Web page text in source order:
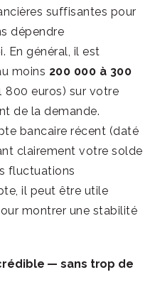
suffisantes pour
dépendre
En général, il est
moins 200 000 à 300
800 euros) sur votre
de la demande.
bancaire récent (daté
clairement votre solde
fluctuations
il peut être utile
montrer une stabilité
— sans trop de